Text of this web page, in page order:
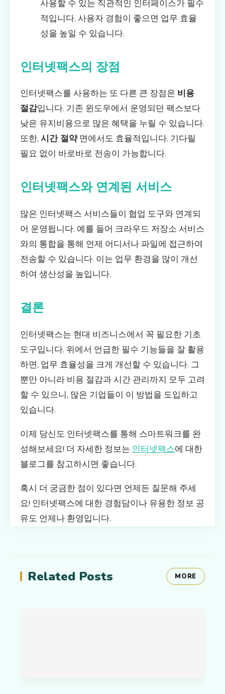
사용할 수 있는 직관적인 인터페이스가 필수
적입니다. 사용자 경험이 좋으면 업무 효율
성을 높일 수 있습니다.
인터넷팩스의 장점
인터넷팩스를 사용하는 또 다른 큰 장점은 비용
절감입니다. 기존 윈도우에서 운영되던 팩스보다
낮은 유지비용으로 많은 혜택을 누릴 수 있습니다.
또한, 시간 절약면에서도 효율적입니다. 기다릴
필요 없이 바로바로 전송이 가능합니다.
인터넷팩스와 연계된 서비스
많은 인터넷팩스 서비스들이 협업 도구와 연계되
어 운영됩니다. 예를 들어 크라우드 저장소 서비스
와의 통합을 통해 언제 어디서나 파일에 접근하여
전송할 수 있습니다. 이는 업무 환경을 많이 개선
하여 생산성을 높입니다.
결론
인터넷팩스는 현대 비즈니스에서 꼭 필요한 기초
도구입니다. 위에서 언급한 필수 기능들을 잘 활용
하면, 업무 효율성을 크게 개선할 수 있습니다. 그
뿐만 아니라 비용 절감과 시간 관리까지 모두 고려
할 수 있으니, 많은 기업들이 이 방법을 도입하고
있습니다.
이제 당신도 인터넷팩스를 통해 스마트워크를 완
성해보세요! 더 자세한 정보는 인터넷팩스에 대한
블로그를 참고하시면 좋습니다.
혹시 더 궁금한 점이 있다면 언제든 질문해 주세
요! 인터넷팩스에 대한 경험담이나 유용한 정보 공
유도 언제나 환영입니다.
Related Posts MORE